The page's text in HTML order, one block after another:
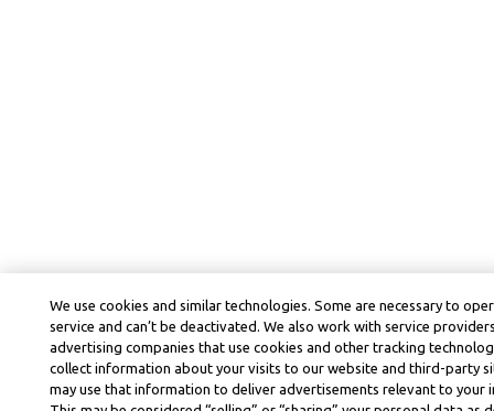
We use cookies and similar technologies. Some are necessary to
service and can’t be deactivated. We also work with service
advertising companies that use cookies and other tracking
collect information about your visits to our website and third-party
may use that information to deliver advertisements relevant to your